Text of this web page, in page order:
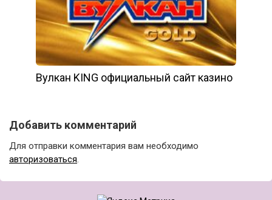
Вулкан KING официальный сайт казино
Добавить комментарий
Для отправки комментария вам необходимо
авторизоваться